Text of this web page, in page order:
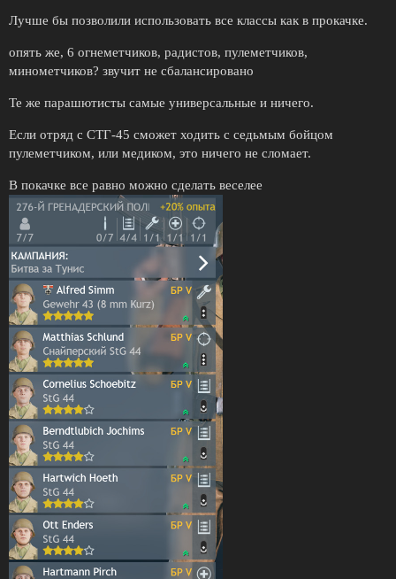
Лучше бы позволили использовать все классы как в прокачке.
опять же, 6 огнеметчиков, радистов, пулеметчиков,
минометчиков? звучит не сбалансировано
Те же парашютисты самые универсальные и ничего.
Если отряд с СТГ-45 сможет ходить с седьмым бойцом
пулеметчиком, или медиком, это ничего не сломает.
В покачке все равно можно сделать веселее